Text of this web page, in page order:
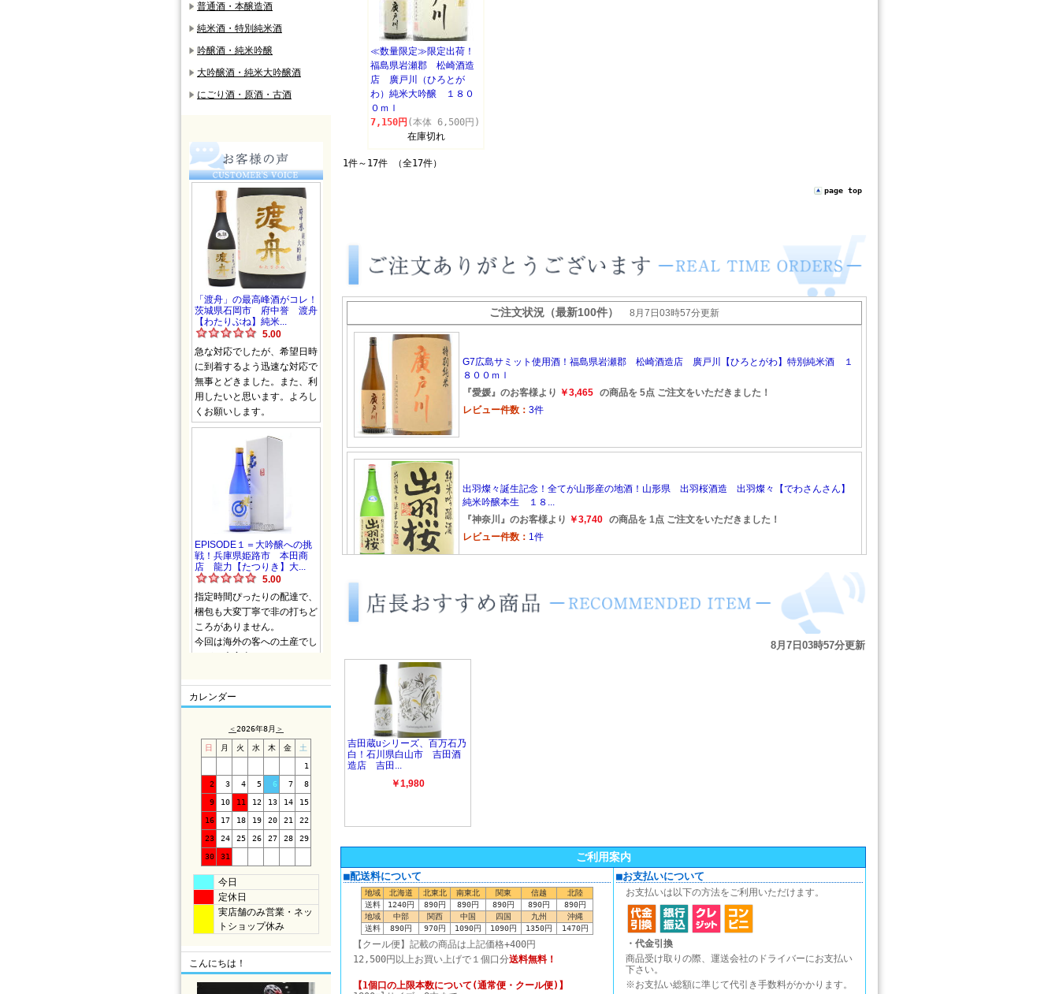
普通酒・本醸造酒
純米酒・特別純米酒
吟醸酒・純米吟醸
大吟醸酒・純米大吟醸酒
にごり酒・原酒・古酒
カレンダー
＜2026年8月 ＞
日 月 火 水 木 金 土
1
2 3 4 5 6 7 8
9 10 11 12 13 14 15
16 17 18 19 20 21 22
23 24 25 26 27 28 29
30 31
今日
定休日
実店舗のみ営業・ネッ
トショップ休み
こんにちは！
≪数量限定≫限定出荷！
福島県岩瀬郡 松崎酒造
店 廣戸川（ひろとが
わ）純米大吟醸 １８０
０ｍｌ
7,150円 (本体 6,500円)
在庫切れ
1件～17件 （全17件）
page top
ご利用案内
■配送料について
地域 北海道 北東北 南東北 関東 信越
北陸
送料
1240円 890円 890円 890円 890円
890円
地域
中部 関西 中国 四国 九州
沖縄
送料
890円 970円 1090円 1090円 1350円 1470円
【クール便】記載の商品は上記価格+400円
12,500円以上お買い上げで１個口分送料無料！
【1個口の上限本数について(通常便・クール便)】
■お支払いについて
お支払いは以下の方法をご利用いただけます。
・代金引換
商品受け取りの際、運送会社のドライバーにお支払い
下さい。
※お支払い総額に準じて代引き手数料がかかります。